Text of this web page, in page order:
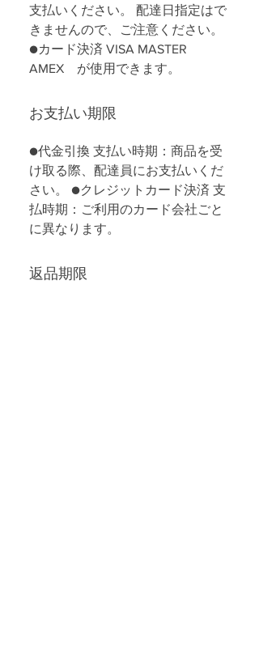
支払いください。 配達日指定はで
きませんので、ご注意ください。
●カード決済 VISA MASTER
AMEX が使用できます。
お支払い期限
●代金引換 支払い時期：商品を受
け取る際、配達員にお支払いくだ
さい。 ●クレジットカード決済 支
払時期：ご利用のカード会社ごと
に異なります。
返品期限